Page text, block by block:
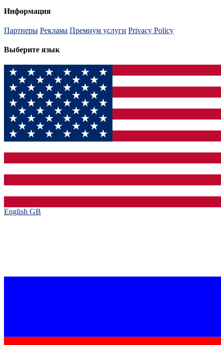
Информация
Партнеры Реклама Премиум услуги Privacy Policy
Выберите язык
English GB‎